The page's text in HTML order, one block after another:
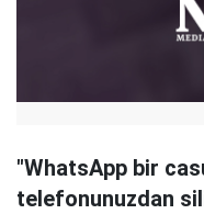
"WhatsApp bir
telefonunuzdan